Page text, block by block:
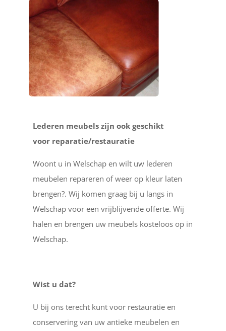
Lederen meubels zijn ook geschikt
voor reparatie/restauratie
Woont u in Welschap en wilt uw lederen
meubelen repareren of weer op kleur laten
brengen?. Wij komen graag bij u langs in
Welschap voor een vrijblijvende offerte. Wij
halen en brengen uw meubels kosteloos op in
Welschap.
Wist u dat?
U bij ons terecht kunt voor restauratie en
conservering van uw antieke meubelen en